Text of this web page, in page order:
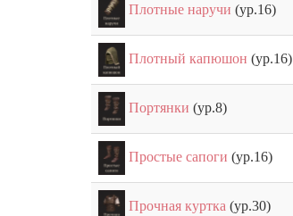
Плотные наручи (ур.16)
Плотный капюшон (ур.16)
Портянки (ур.8)
Простые сапоги (ур.16)
Прочная куртка (ур.30)